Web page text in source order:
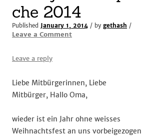
che 2014
Published January 1, 2014 / by gethash /
Leave a Comment
Leave a reply
Liebe Mitbürgerinnen, Liebe
Mitbürger, Hallo Oma,
wieder ist ein Jahr ohne weisses
Weihnachtsfest an uns vorbeigezogen